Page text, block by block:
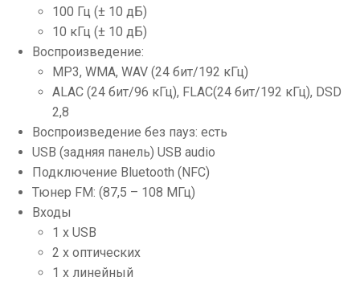
100 Гц (± 10 дБ)
10 кГц (± 10 дБ)
Воспроизведение:
MP3, WMA, WAV (24 бит/192 кГц)
ALAC (24 бит/96 кГц), FLAC(24 бит/192 кГц), DSD
2,8
Воспроизведение без пауз: есть
USB (задняя панель) USB audio
Подключение Bluetooth (NFC)
Тюнер FM: (87,5 – 108 МГц)
Входы
1 x USB
2 x оптических
1 x линейный